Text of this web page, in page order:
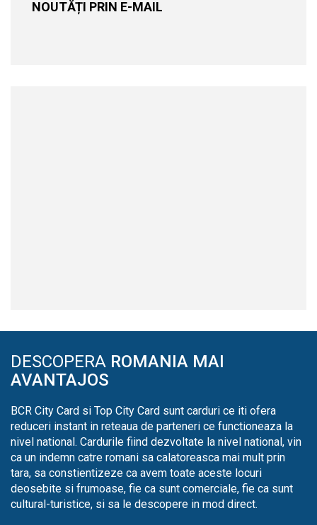
NOUTĂȚI PRIN E-MAIL
DESCOPERA ROMANIA MAI
AVANTAJOS
BCR City Card si Top City Card sunt carduri ce iti ofera
reduceri instant in reteaua de parteneri ce functioneaza la
nivel national. Cardurile fiind dezvoltate la nivel national, vin
ca un indemn catre romani sa calatoreasca mai mult prin
tara, sa constientizeze ca avem toate aceste locuri
deosebite si frumoase, fie ca sunt comerciale, fie ca sunt
cultural-turistice, si sa le descopere in mod direct.